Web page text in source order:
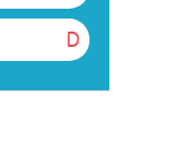
D